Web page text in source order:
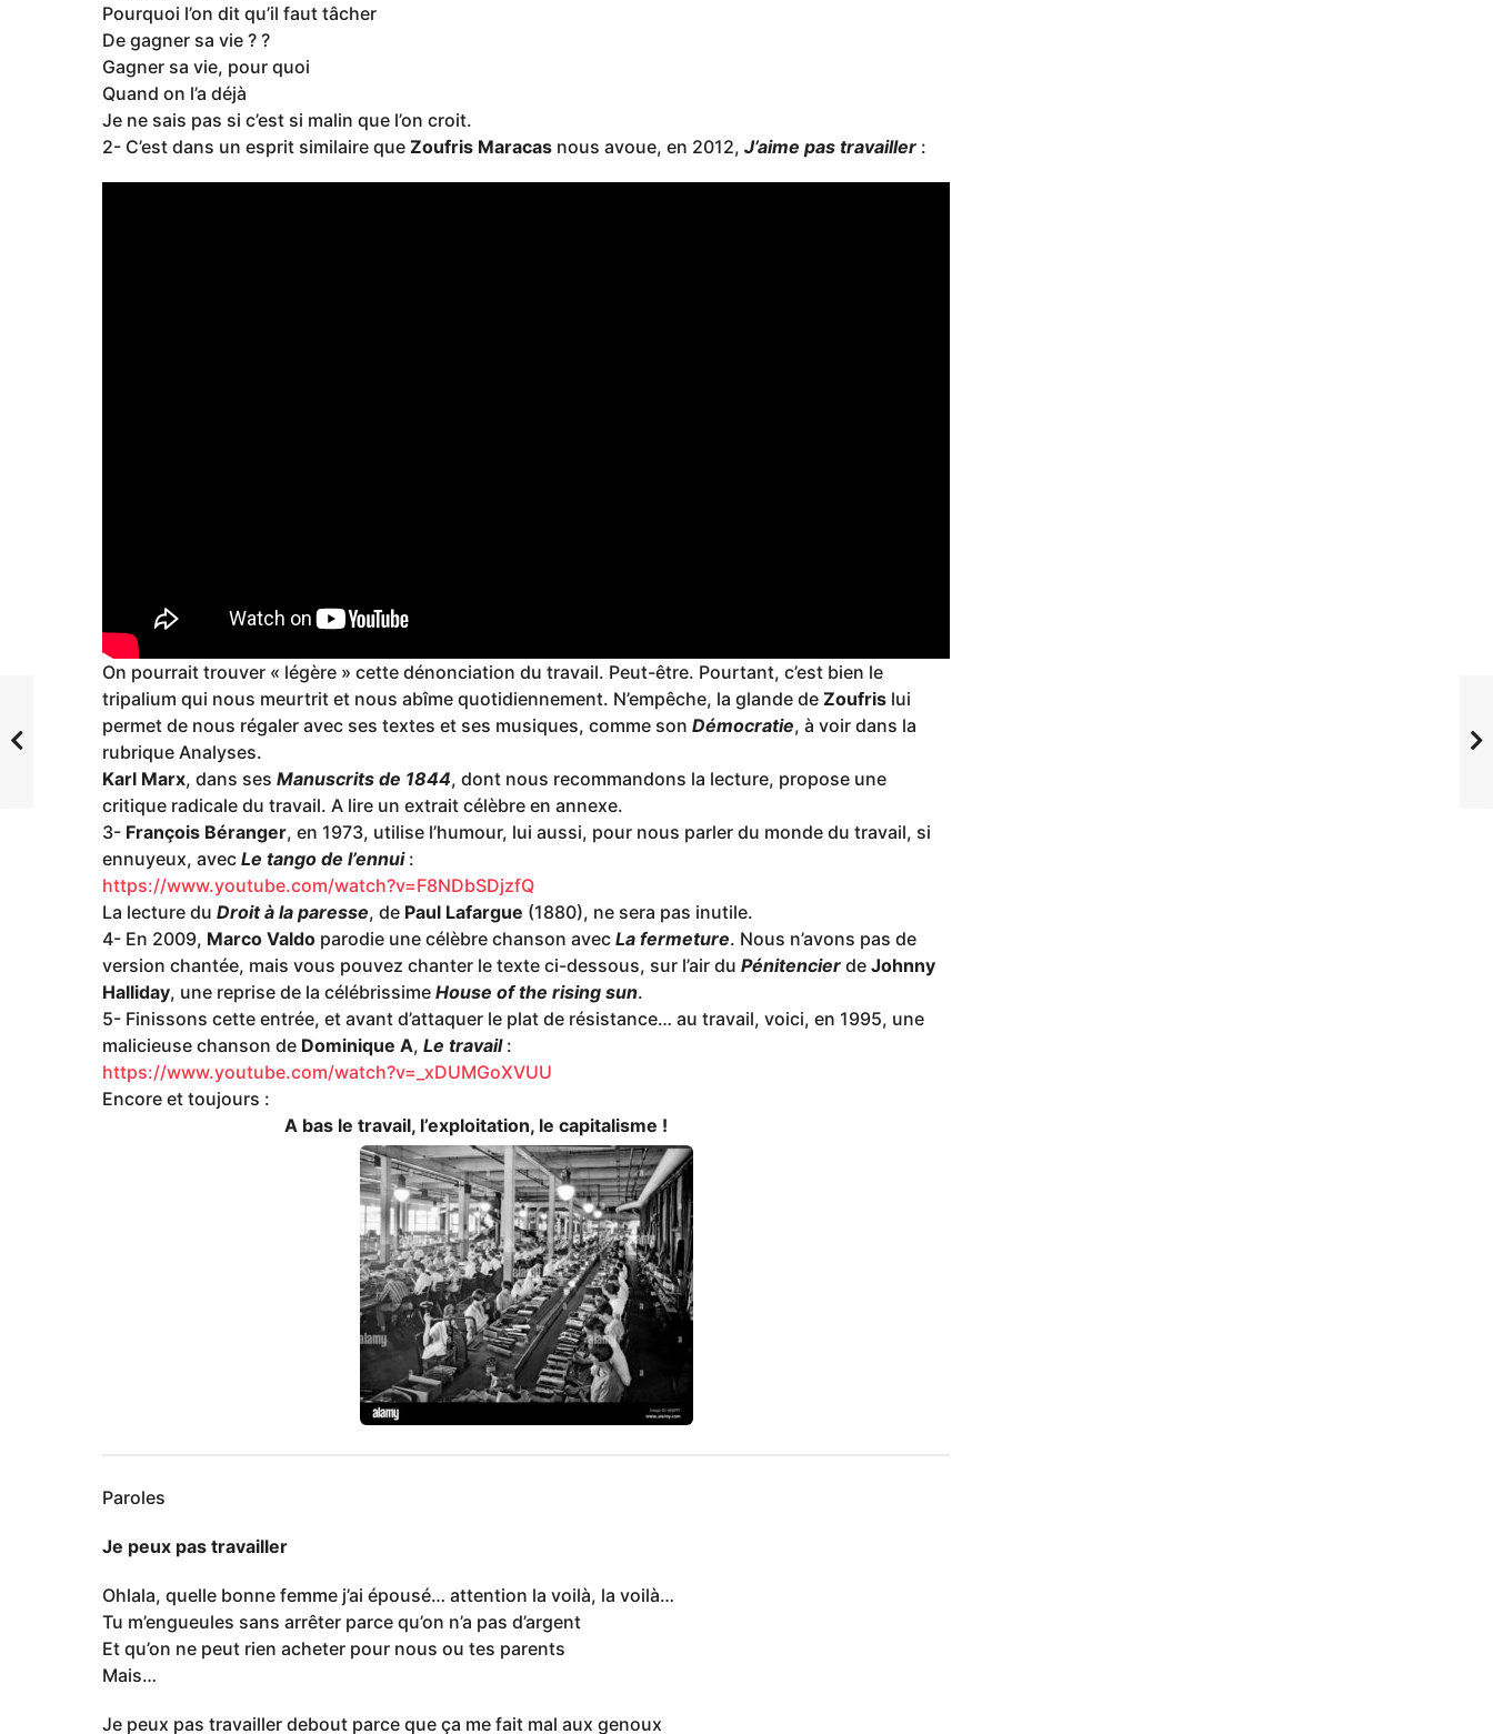
Pourquoi l’on dit qu’il faut tâcher
De gagner sa vie ? ?
Gagner sa vie, pour quoi
Quand on l’a déjà
Je ne sais pas si c’est si malin que l’on croit.
2- C’est dans un esprit similaire que Zoufris Maracas nous avoue, en 2012, J’aime pas travailler :
On pourrait trouver « légère » cette dénonciation du travail. Peut-être. Pourtant, c’est bien le
tripalium qui nous meurtrit et nous abîme quotidiennement. N’empêche, la glande de Zoufris lui
permet de nous régaler avec ses textes et ses musiques, comme son Démocratie, à voir dans la
rubrique Analyses.
Karl Marx, dans ses Manuscrits de 1844, dont nous recommandons la lecture, propose une
critique radicale du travail. A lire un extrait célèbre en annexe.
3- François Béranger, en 1973, utilise l’humour, lui aussi, pour nous parler du monde du travail, si
ennuyeux, avec Le tango de l’ennui:
https://www.youtube.com/watch?v=F8NDbSDjzfQ
La lecture du Droit à la paresse, de Paul Lafargue (1880), ne sera pas inutile.
4- En 2009, Marco Valdo parodie une célèbre chanson avec La fermeture. Nous n’avons pas de
version chantée, mais vous pouvez chanter le texte ci-dessous, sur l’air du Pénitencier de Johnny
Halliday, une reprise de la célébrissime House of the rising sun.
5- Finissons cette entrée, et avant d’attaquer le plat de résistance… au travail, voici, en 1995, une
malicieuse chanson de Dominique A, Le travail:
https://www.youtube.com/watch?v=_xDUMGoXVUU
Encore et toujours :
A bas le travail, l’exploitation, le capitalisme !
Paroles
Je peux pas travailler
Ohlala, quelle bonne femme j’ai épousé… attention la voilà, la voilà…
Tu m’engueules sans arrêter parce qu’on n’a pas d’argent
Et qu’on ne peut rien acheter pour nous ou tes parents
Mais…
Je peux pas travailler debout parce que ça me fait mal aux genoux